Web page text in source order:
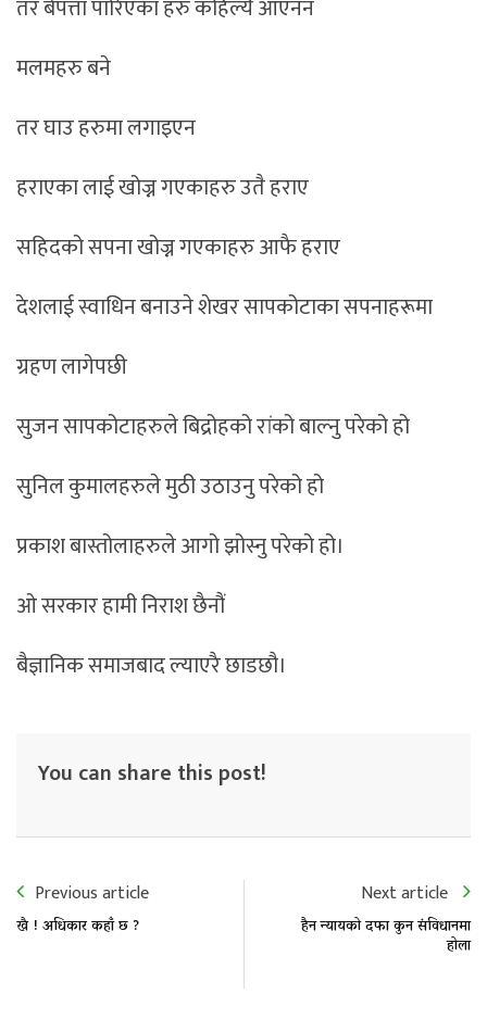
तर बेपत्ता पारिएका हरु कहिल्यै आएनन
मलमहरु बने
तर घाउ हरुमा लगाइएन
हराएका लाई खोज्न गएकाहरु उतै हराए
सहिदको सपना खोज्न गएकाहरु आफै हराए
देशलाई स्वाधिन बनाउने शेखर सापकोटाका सपनाहरूमा
ग्रहण लागेपछी
सुजन सापकोटाहरुले बिद्रोहको रांको बाल्नु परेको हो
सुनिल कुमालहरुले मुठी उठाउनु परेको हो
प्रकाश बास्तोलाहरुले आगो झोस्नु परेको हो।
ओ सरकार हामी निराश छैनौं
बैज्ञानिक समाजबाद ल्याएरै छाडछौ।
You can share this post!
Previous article
खै ! अधिकार कहाँ छ ?
Next article
हैन न्यायको दफा कुन संविधानमा
होला